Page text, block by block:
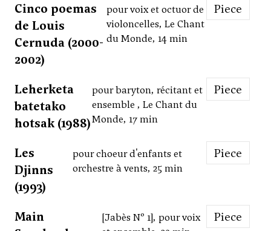
Cinco poemas
de Louis
Cernuda (2000-
2002)
pour voix et octuor de
violoncelles, Le Chant
du Monde, 14 min
Piece
Leherketa
batetako
hotsak (1988)
pour baryton, récitant et
ensemble , Le Chant du
Monde, 17 min
Piece
Les
Djinns
(1993)
pour choeur d'enfants et
orchestre à vents, 25 min
Piece
Main
[Jabès Nº 1], pour voix
Piece